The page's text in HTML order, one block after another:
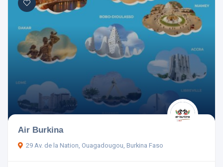
Air Burkina
29 Av. de la Nation, Ouagadougou, Burkina Faso